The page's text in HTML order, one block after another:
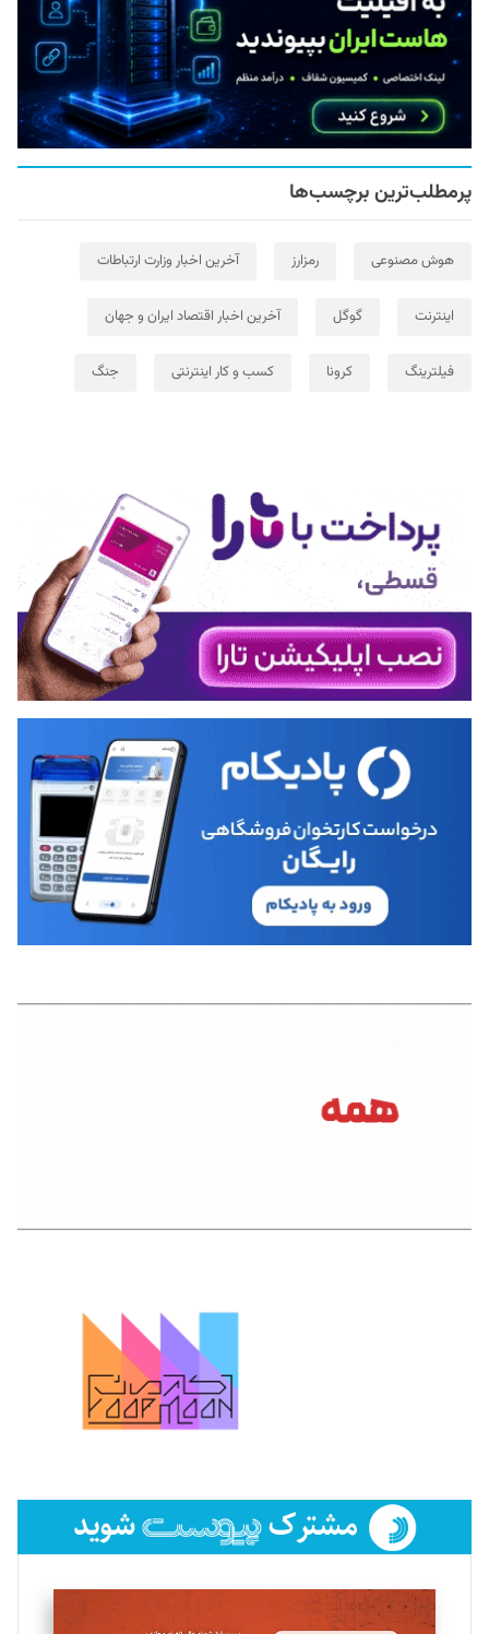
پرمطلب‌ترین برچسب‌ها
هوش مصنوعی رمزارز آخرین اخبار وزارت ارتباطات
اینترنت گوگل آخرین اخبار اقتصاد ایران و جهان
فیلترینگ کرونا کسب و کار اینترنتی جنگ